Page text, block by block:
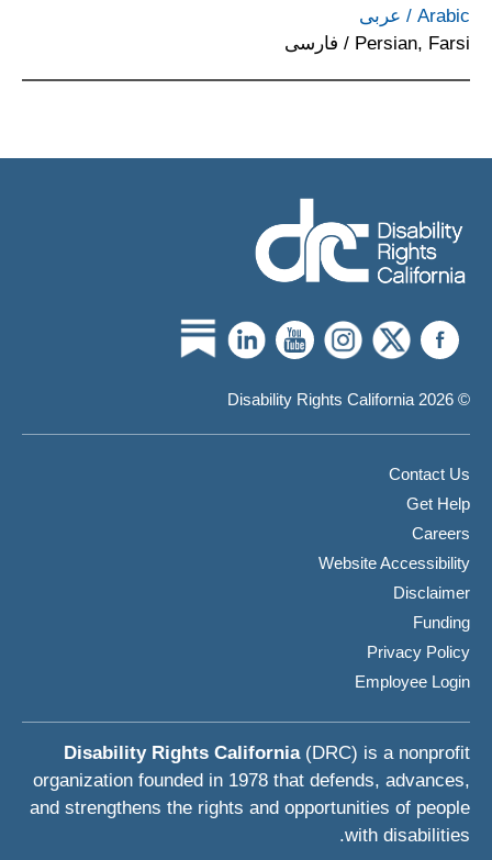
Arabic
/ عربى
Persian, Farsi
/ فارسی
© 2026 Disability Rights California
Contact Us
Get Help
Careers
Website Accessibility
Disclaimer
Funding
Privacy Policy
Employee Login
Disability Rights California(DRC) is a nonprofit
organization founded in 1978 that defends, advances,
and strengthens the rights and opportunities of people
with disabilities.